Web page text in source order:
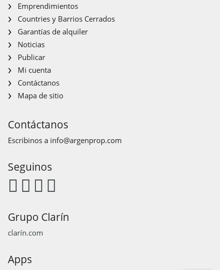
Emprendimientos
Countries y Barrios Cerrados
Garantías de alquiler
Noticias
Publicar
Mi cuenta
Contáctanos
Mapa de sitio
Contáctanos
Escribinos a info@argenprop.com
Seguinos
Grupo Clarín
clarín.com
Apps